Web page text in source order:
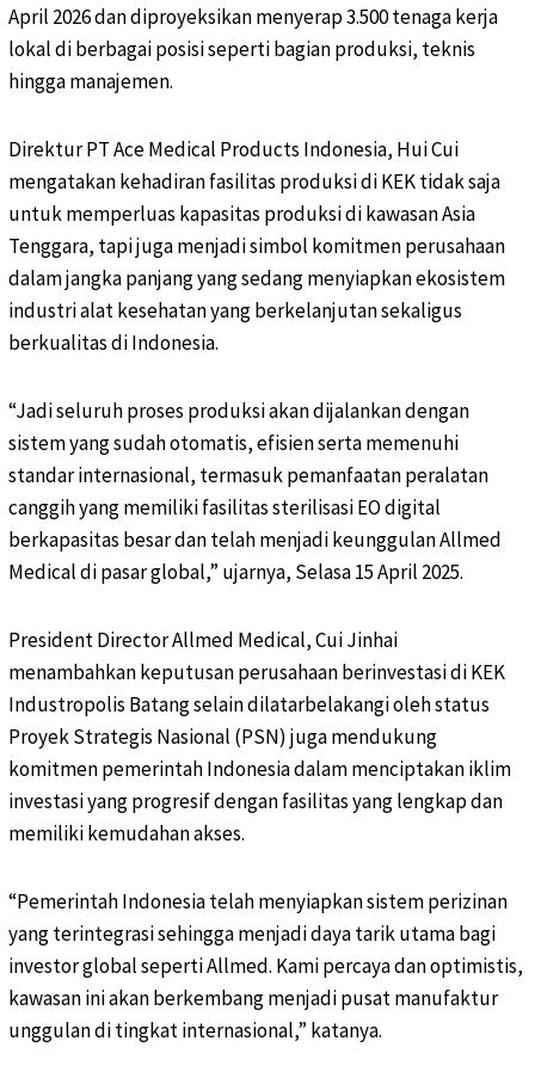
April 2026 dan diproyeksikan menyerap 3.500 tenaga kerja
lokal di berbagai posisi seperti bagian produksi, teknis
hingga manajemen.
Direktur PT Ace Medical Products Indonesia, Hui Cui
mengatakan kehadiran fasilitas produksi di KEK tidak saja
untuk memperluas kapasitas produksi di kawasan Asia
Tenggara, tapi juga menjadi simbol komitmen perusahaan
dalam jangka panjang yang sedang menyiapkan ekosistem
industri alat kesehatan yang berkelanjutan sekaligus
berkualitas di Indonesia.
“Jadi seluruh proses produksi akan dijalankan dengan
sistem yang sudah otomatis, efisien serta memenuhi
standar internasional, termasuk pemanfaatan peralatan
canggih yang memiliki fasilitas sterilisasi EO digital
berkapasitas besar dan telah menjadi keunggulan Allmed
Medical di pasar global,” ujarnya, Selasa 15 April 2025.
President Director Allmed Medical, Cui Jinhai
menambahkan keputusan perusahaan berinvestasi di KEK
Industropolis Batang selain dilatarbelakangi oleh status
Proyek Strategis Nasional (PSN) juga mendukung
komitmen pemerintah Indonesia dalam menciptakan iklim
investasi yang progresif dengan fasilitas yang lengkap dan
memiliki kemudahan akses.
“Pemerintah Indonesia telah menyiapkan sistem perizinan
yang terintegrasi sehingga menjadi daya tarik utama bagi
investor global seperti Allmed. Kami percaya dan optimistis,
kawasan ini akan berkembang menjadi pusat manufaktur
unggulan di tingkat internasional,” katanya.